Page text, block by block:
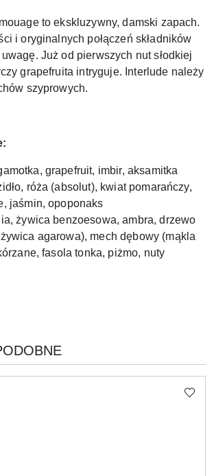
to ekskluzywny, damski zapach.
i oryginalnych połączeń składników
Już od pierwszych nut słodkiej
grapefruita intryguje. Interlude należy
szyprowych.
grapefruit, imbir, aksamitka
róża (absolut), kwiat pomarańczy,
jaśmin, opoponaks
żywica benzoesowa, ambra, drzewo
agarowa), mech dębowy (mąkla
fasola tonka, piżmo, nuty
produktów